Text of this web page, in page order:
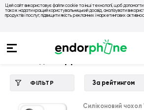
Цей сайт використовує файли cookie та інші технології, щоб допомогти
також надати кращий користувальницький досвід, аналізувати
продуктів і послуг, підвищити якість рекламних і маркетингових
💙 Чохли на Oppo
ФІЛЬТР За рейтингом
Силіконовий чохол